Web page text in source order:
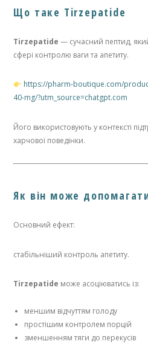
Що таке Tirzepatide
Tirzepatide — сучасний пептид,
сфері контролю ваги та апетиту.
https://pharm-boutique.com/
40-mg/?utm_source=chatgpt.com
Його використовують у контексті
харчової поведінки.
Як він може
Основний ефект:
стабільніший контроль апетиту.
Tirzepatide може асоціюватись із:
меншим відчуттям голоду
простішим контролем порцій
зменшенням тяги до перекусів